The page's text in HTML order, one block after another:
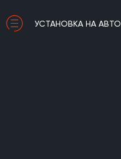
УСТАНОВКА НА АВТО